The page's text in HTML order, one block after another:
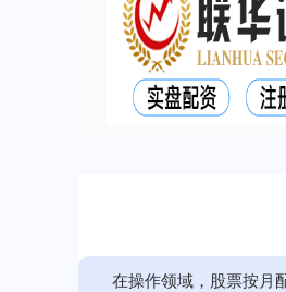
在操作领域，股票按月